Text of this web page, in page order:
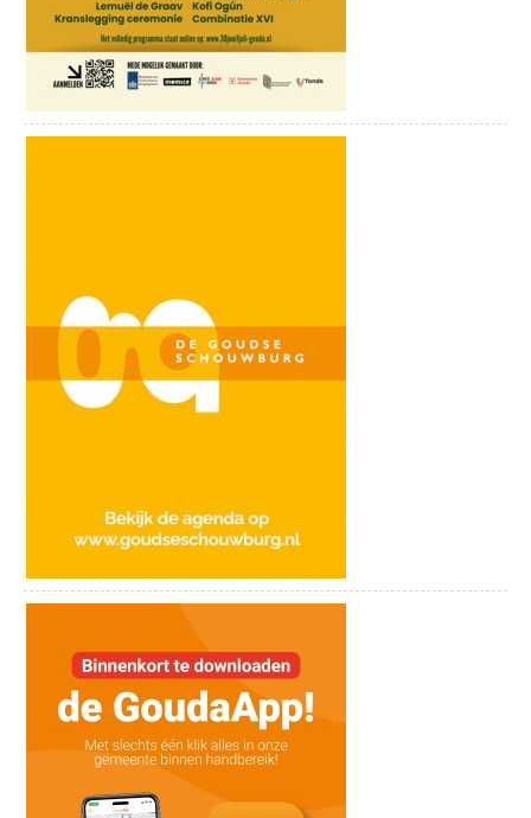
Wanneer Boris hoort dat zijn vader is
overleden, staat zijn wereld op z’n kop. Zijn
moeder en zus – met wie hij al jaren geen
contact heeft – duiken plotseling op om de
erfenis te bespreken. Boris vreest dat zij
hem willen onterven, zeker als ze
hier nooit genoegen mee nemen. Een groot
risico met nog grotere gevolgen.
Een komedie vol misverstanden,
familiegeheimen en onverwachte
wendingen, waarbij ieder persoon een
Zaal open:20u00
Aanvang:
Entree:€15,- (+€1,50 servicekosten)
Bekijk onze socials:
Facebookpagina
Instagrampagina